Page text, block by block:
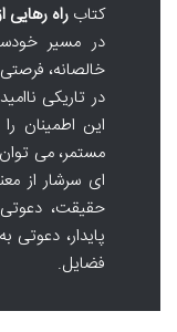
کتابراه رهایی
در مسیر
خالصانه،
در تاریکی
این اطمینان
مستمر، می
ای سرشار از
حقیقت،
پایدار، دعوتی
فضایل.